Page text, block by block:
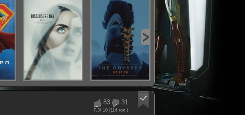
83 31
7.3/ 10 (114 гол.)